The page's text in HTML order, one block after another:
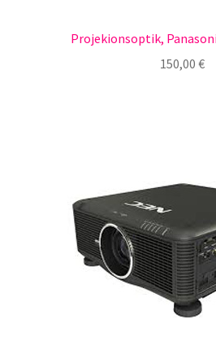
Projekionsoptik,
150,00 €